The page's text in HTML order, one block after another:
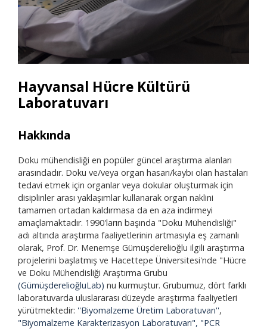
Hayvansal Hücre Kültürü
Laboratuvarı
Hakkında
Doku mühendisliği en popüler güncel araştırma alanları
arasındadır. Doku ve/veya organ hasarı/kaybı olan hastaları
tedavi etmek için organlar veya dokular oluşturmak için
disiplinler arası yaklaşımlar kullanarak organ naklini
tamamen ortadan kaldırmasa da en aza indirmeyi
amaçlamaktadır. 1990'ların başında "Doku Mühendisliği"
adı altında araştırma faaliyetlerinin artmasıyla eş zamanlı
olarak, Prof. Dr. Menemşe Gümüşderelioğlu ilgili araştırma
projelerini başlatmış ve Hacettepe Üniversitesi'nde "Hücre
ve Doku Mühendisliği Araştırma Grubu
(GümüşderelioğluLab) nu kurmuştur. Grubumuz, dört farklı
laboratuvarda uluslararası düzeyde araştırma faaliyetleri
yürütmektedir: ''Biyomalzeme Üretim Laboratuvarı'',
"Biyomalzeme Karakterizasyon Laboratuvarı", "PCR